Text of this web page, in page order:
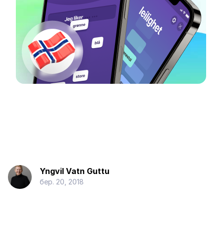
Yngvil Vatn Guttu
бер. 20, 2018